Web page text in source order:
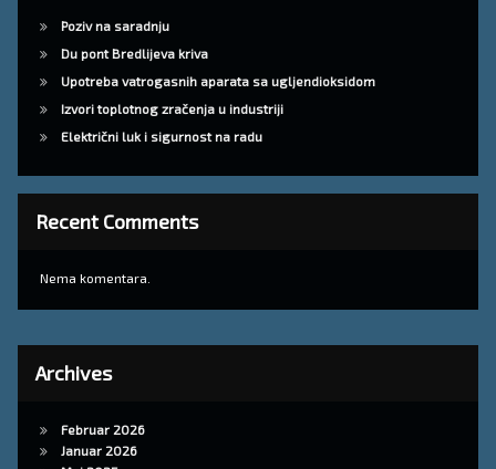
Poziv na saradnju
Du pont Bredlijeva kriva
Upotreba vatrogasnih aparata sa ugljendioksidom
Izvori toplotnog zračenja u industriji
Električni luk i sigurnost na radu
Recent Comments
Nema komentara.
Archives
Februar 2026
Januar 2026